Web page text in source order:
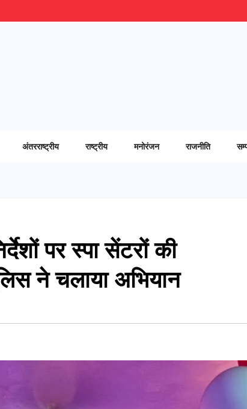
अंतरराष्ट्रीय राष्ट्रीय मनोरंजन राजनीति
पर स्पा सेंटरों की
ने चलाया अभियान